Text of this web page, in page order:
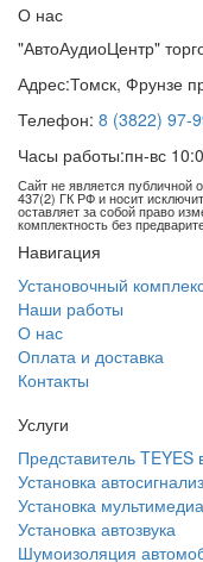
О нас
"АвтоАудиоЦентр"
Адрес:Томск, Фрунзе
Телефон: 8 (3822) 97-
Часы работы:пн-вс
Сайт не является публичной
437(2) ГК РФ и носит
оставляет за собой право
комплектность без
Навигация
Установочный
Наши работы
О нас
Оплата и доставка
Контакты
Услуги
Представитель TEYES
Установка
Установка мультимедиа
Установка автозвука
Шумоизоляция